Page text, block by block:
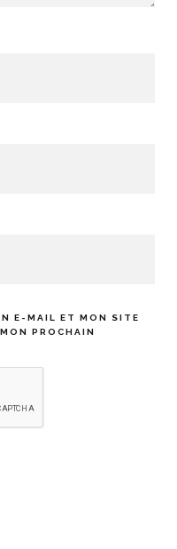
E-MAIL ET MON SITE
PROCHAIN